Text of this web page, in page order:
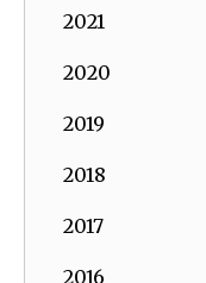
2021
2020
2019
2018
2017
2016